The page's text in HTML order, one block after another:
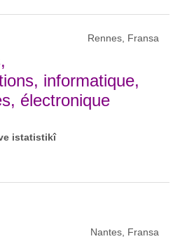
Rennes, Fransa
informatique,
électronique
istatistikî
Nantes, Fransa